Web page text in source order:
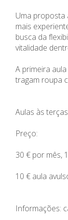
Uma proposta
mais
busca da
vitalidade
A primeira
tragam roupa
Aulas às
Preço:
30 € por mês,
10 € aula
Informações: